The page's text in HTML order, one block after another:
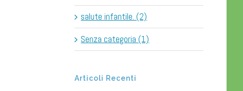
salute infantile. (2)
Senza categoria (1)
Articoli Recenti